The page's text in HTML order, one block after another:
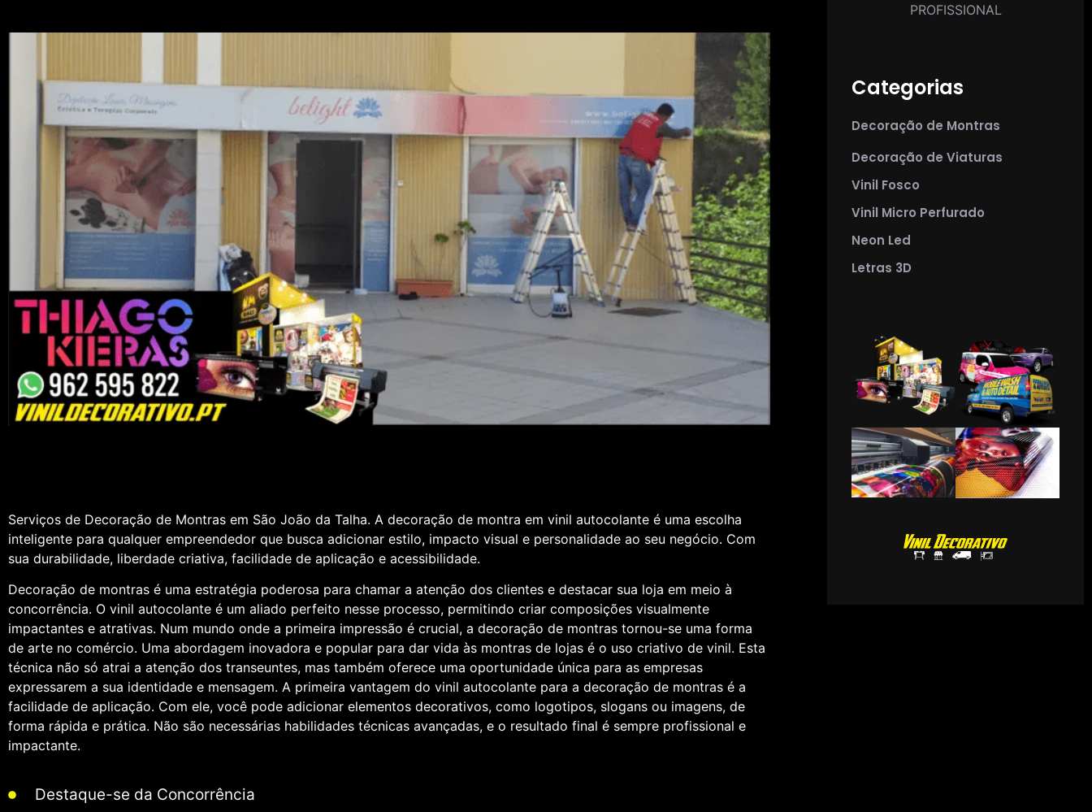
Serviços de Decoração de Montras em São João da Talha. A decoração de montra em vinil autocolante é uma escolha
inteligente para qualquer empreendedor que busca adicionar estilo, impacto visual e personalidade ao seu negócio. Com
sua durabilidade, liberdade criativa, facilidade de aplicação e acessibilidade.
Decoração de montras é uma estratégia poderosa para chamar a atenção dos clientes e destacar sua loja em meio à
concorrência. O vinil autocolante é um aliado perfeito nesse processo, permitindo criar composições visualmente
impactantes e atrativas. Num mundo onde a primeira impressão é crucial, a decoração de montras tornou-se uma forma
de arte no comércio. Uma abordagem inovadora e popular para dar vida às montras de lojas é o uso criativo de vinil. Esta
técnica não só atrai a atenção dos transeuntes, mas também oferece uma oportunidade única para as empresas
expressarem a sua identidade e mensagem. A primeira vantagem do vinil autocolante para a decoração de montras é a
facilidade de aplicação. Com ele, você pode adicionar elementos decorativos, como logotipos, slogans ou imagens, de
forma rápida e prática. Não são necessárias habilidades técnicas avançadas, e o resultado final é sempre profissional e
impactante.
Destaque-se da Concorrência
PROFISSIONAL
Categorias
Decoração de Montras
Decoração de Viaturas
Vinil Fosco
Vinil Micro Perfurado
Neon Led
Letras 3D